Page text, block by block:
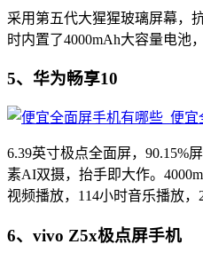
采用第五代大猩猩玻璃屏幕，
时内置了4000mAh大容量电池
5、华为畅享10
6.39英寸极点全面屏，90.15%
素AI双摄，抬手即大作。
视频播放，114小时音乐播放，
6、vivo Z5x极点屏手机